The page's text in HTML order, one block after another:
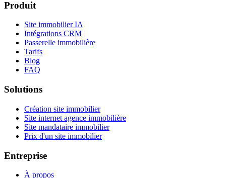
Produit
Site immobilier IA
Intégrations CRM
Passerelle immobilière
Tarifs
Blog
FAQ
Solutions
Création site immobilier
Site internet agence immobilière
Site mandataire immobilier
Prix d'un site immobilier
Entreprise
À propos